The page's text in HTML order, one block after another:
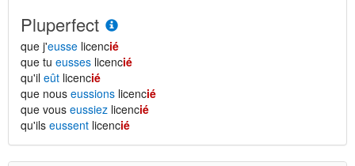
Pluperfect
que j'eusse licencié
que tu eusses licencié
qu'il eût licencié
que nous eussions licencié
que vous eussiez licencié
qu'ils eussent licencié